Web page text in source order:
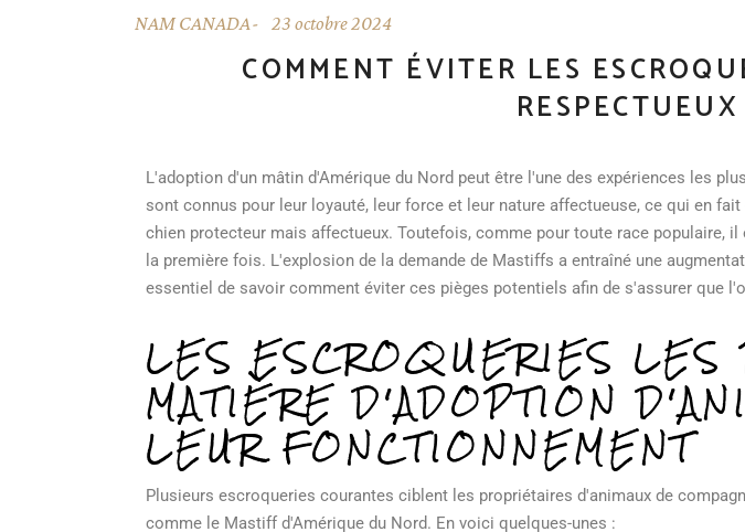
NAM CANADA 23 octobre 2024
COMMENT ÉVITER LES
L'adoption d'un mâtin d'Amérique du Nord peut être l'une des expériences les
sont connus pour leur loyauté, leur force et leur nature affectueuse, ce qui en
chien protecteur mais affectueux. Toutefois, comme pour toute race populaire,
la première fois. L'explosion de la demande de Mastiffs a entraîné une
essentiel de savoir comment éviter ces pièges potentiels afin de s'assurer que
LES ESCROQUERIES LES
MATIÈRE D'ADOPTION
LEUR FONCTIONNEMENT
Plusieurs escroqueries courantes ciblent les propriétaires d'animaux de
comme le Mastiff d'Amérique du Nord. En voici quelques-unes :